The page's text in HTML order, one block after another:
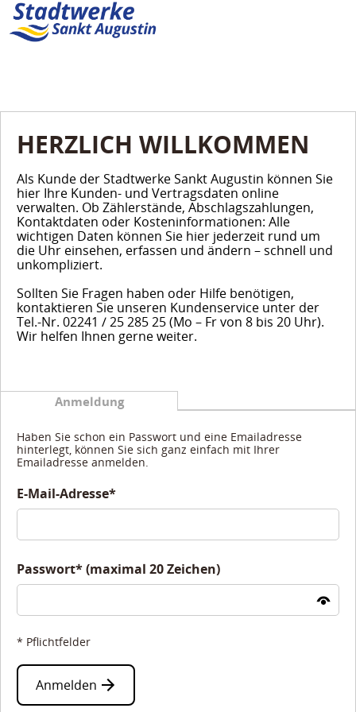
Anmeldung
Haben Sie schon ein Passwort und eine Emailadresse
hinterlegt, können Sie sich ganz einfach mit Ihrer
Emailadresse anmelden.
E-Mail-Adresse*
Passwort* (maximal 20 Zeichen)
* Pflichtfelder
Anmelden
HERZLICH WILLKOMMEN
Als Kunde der Stadtwerke Sankt Augustin können Sie
hier Ihre Kunden- und Vertragsdaten online
verwalten. Ob Zählerstände, Abschlagszahlungen,
Kontaktdaten oder Kosteninformationen: Alle
wichtigen Daten können Sie hier jederzeit rund um
die Uhr einsehen, erfassen und ändern – schnell und
unkompliziert.
Sollten Sie Fragen haben oder Hilfe benötigen,
kontaktieren Sie unseren Kundenservice unter der
Tel.-Nr. 02241 / 25 285 25 (Mo – Fr von 8 bis 20 Uhr).
Wir helfen Ihnen gerne weiter.